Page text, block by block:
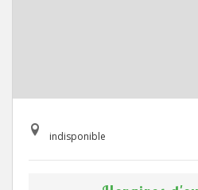
indisponible